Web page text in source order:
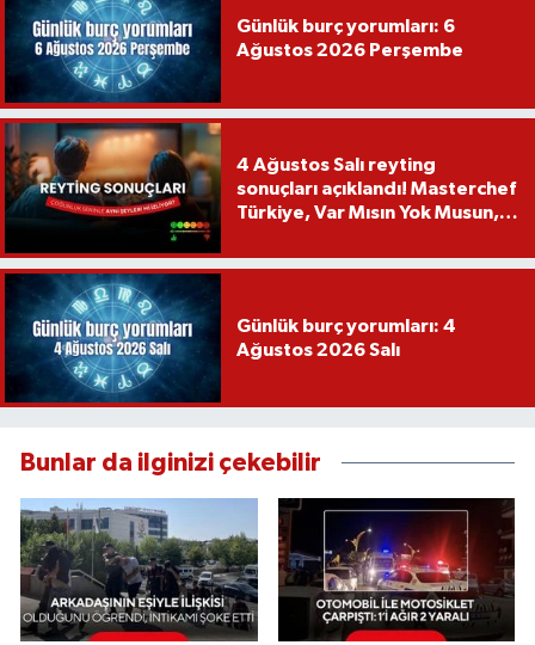
Günlük burç yorumları: 6
Ağustos 2026 Perşembe
4 Ağustos Salı reyting
sonuçları açıklandı! Masterchef
Türkiye, Var Mısın Yok Musun,
Günlük burç yorumları: 4
Ağustos 2026 Salı
Bunlar da ilginizi çekebilir